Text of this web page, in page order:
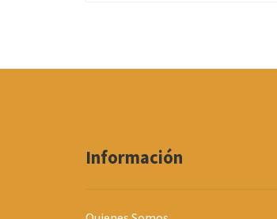
Información